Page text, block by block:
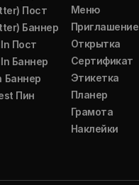
Пост
Баннер
Пост
Баннер
Баннер
Пин
Меню
Приглашение
Открытка
Сертификат
Этикетка
Планер
Грамота
Наклейки